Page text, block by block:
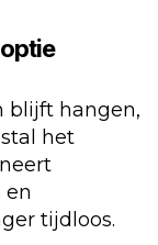
blijft hangen,
het
en
tijdloos.